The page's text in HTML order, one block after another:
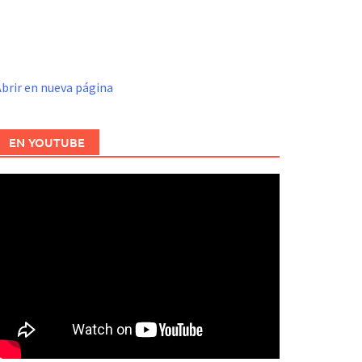
en nueva página
EN YOUTUBE